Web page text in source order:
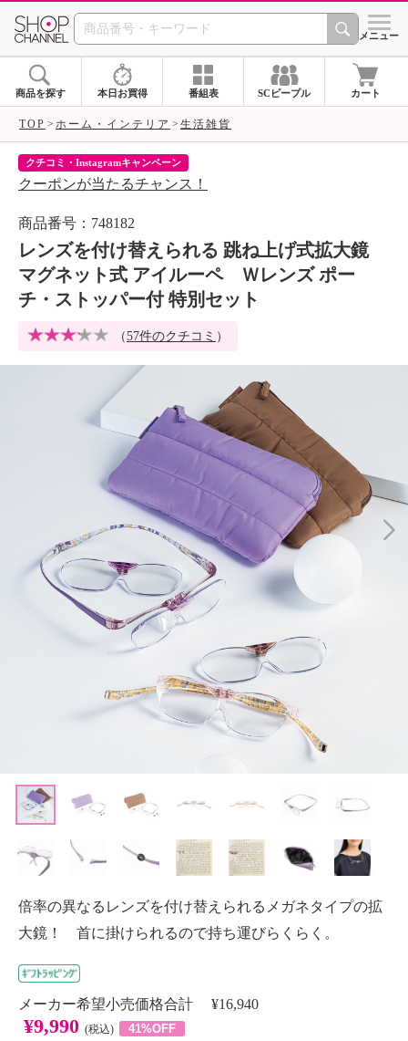
SHOP CHANNEL シメニュー
商品を探す 本日お買得 番組表 SCピープル カート
TOP ホーム・インテリア 生活雑貨
クチコミ・Instagramキャンペーン
クーポンが当たるチャンス！
商品番号：748182
レンズを付け替えられる 跳ね上げ式拡大鏡
マグネット式 アイルーペ Ｗレンズ ポー
チ・ストッパー付 特別セット
（57件のクチコミ ）
倍率の異なるレンズを付け替えられるメガネタイプの拡
大鏡！ 首に掛けられるので持ち運びらくらく。
メーカー希望小売価格合計 ¥16,940
¥9,990 (税込) 41%OFF